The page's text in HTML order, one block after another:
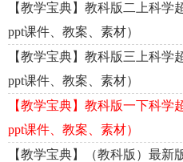
【教学宝典】教科版二上科
ppt课件、教案、素材）
【教学宝典】教科版三上科
ppt课件、教案、素材）
【教学宝典】教科版一下科
ppt课件、教案、素材）
【教学宝典】（教科版）最新